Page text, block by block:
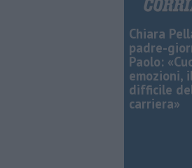
Chiara
padre-
Paolo:
emozioni,
difficile
carriera»